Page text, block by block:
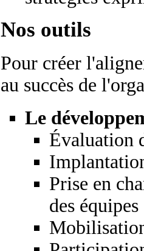
Nos outils
Pour créer
au succès de
Le
Évaluation
I
Prise en
des